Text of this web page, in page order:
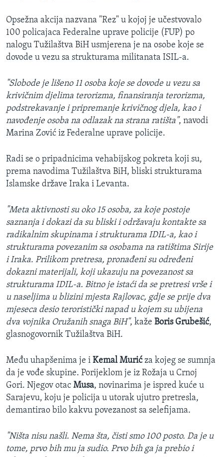
Opsežna akcija nazvana "Rez" u kojoj je učestvovalo
100 policajaca Federalne uprave policije (FUP) po
nalogu Tužilaštva BiH usmjerena je na osobe koje se
dovode u vezu sa strukturama militanata ISIL-a.
"Slobode je lišeno 11 osoba koje se dovode u vezu sa
krivičnim djelima terorizma, finansiranja terorizma,
podstrekavanje i pripremanje krivičnog djela, kao i
navođenje osoba na odlazak na strana ratišta", navodi
Marina Zović iz Federalne uprave policije.
Radi se o pripadnicima vehabijskog pokreta koji su,
prema navodima Tužilaštva BiH, bliski strukturama
Islamske države Iraka i Levanta.
"Meta aktivnosti su oko 15 osoba, za koje postoje
saznanja i dokazi da su bliski i održavaju kontakte sa
radikalnim skupinama i strukturama IDIL-a, kao i
strukturama povezanim sa osobama na ratištima Sirije
i Iraka. Prilikom pretresa, pronađeni su određeni
dokazni materijali, koji ukazuju na povezanost sa
strukturama IDIL-a. Bitno je istaći da se pretresi vrše i
u naseljima u blizini mjesta Rajlovac, gdje se prije dva
mjeseca desio teroristički napad u kojem su ubijena
dva vojnika Oružanih snaga BiH", kaže Boris Grubešić,
glasnogovornik Tužilaštva BiH.
Među uhapšenima je i Kemal Murićza kojeg se sumnja
da je vođe skupine. Porijeklom je iz Rožaja u Crnoj
Gori. Njegov otac Musa, novinarima je ispred kuće u
Sarajevu, koju je policija u utorak ujutro pretresla,
demantirao bilo kakvu povezanost sa selefijama.
"Ništa nisu našli. Nema šta, čisti smo 100 posto. Da je u
tome, prvo bih mu ja sudio. Prvo bih ga ja prebio i